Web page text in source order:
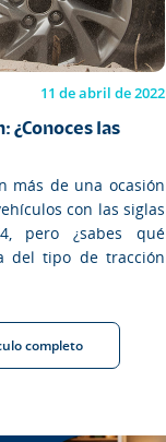
11 de abril de 2022
¿Conoces las
más de una ocasión
con las siglas
pero ¿sabes qué
del tipo de tracción
completo